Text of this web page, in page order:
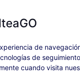
in "I miei ordini".
de
de
cuando visita